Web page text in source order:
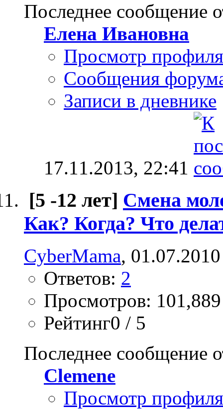
Последнее сообщение
Елена Ивановна
Просмотр профиля
Сообщения
Записи в дневнике
17.11.2013, 22:41
[5 -12 лет] Смена
Как? Когда? Что
CyberMama,
Ответов: 2
Просмотров: 101,889
Рейтинг0 / 5
Последнее сообщение
Clemene
Просмотр профиля